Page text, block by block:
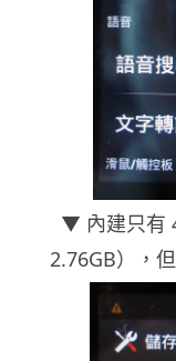
▼ 內建只有
2.76GB），